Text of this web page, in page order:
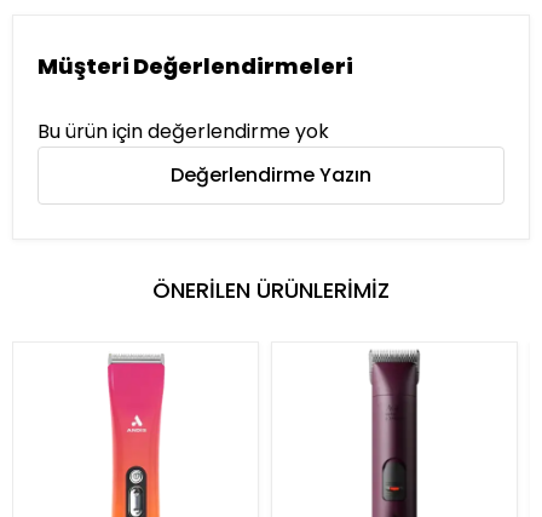
Müşteri Değerlendirmeleri
Bu ürün için değerlendirme yok
Değerlendirme Yazın
ÖNERİLEN ÜRÜNLERİMİZ